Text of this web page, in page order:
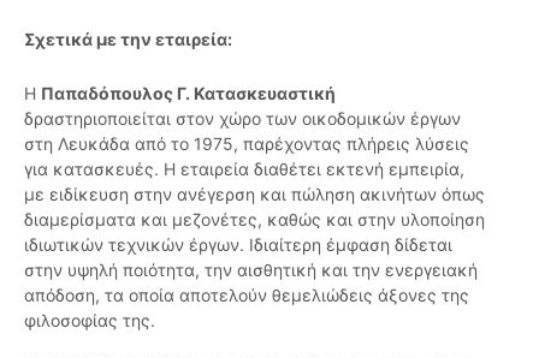
Σχετικά με την εταιρεία:
Η Παπαδόπουλος Γ. Κατασκευαστική
δραστηριοποιείται στον χώρο των οικοδομικών έργων
στη Λευκάδα από το 1975, παρέχοντας πλήρεις λύσεις
για κατασκευές. Η εταιρεία διαθέτει εκτενή εμπειρία,
με ειδίκευση στην ανέγερση και πώληση ακινήτων όπως
διαμερίσματα και μεζονέτες, καθώς και στην υλοποίηση
ιδιωτικών τεχνικών έργων. Ιδιαίτερη έμφαση δίδεται
στην υψηλή ποιότητα, την αισθητική και την ενεργειακή
απόδοση, τα οποία αποτελούν θεμελιώδεις άξονες της
φιλοσοφίας της.